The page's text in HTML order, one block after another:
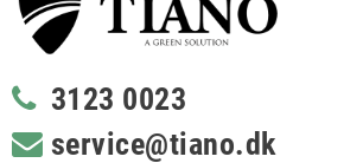
3123 0023
service@tiano.dk